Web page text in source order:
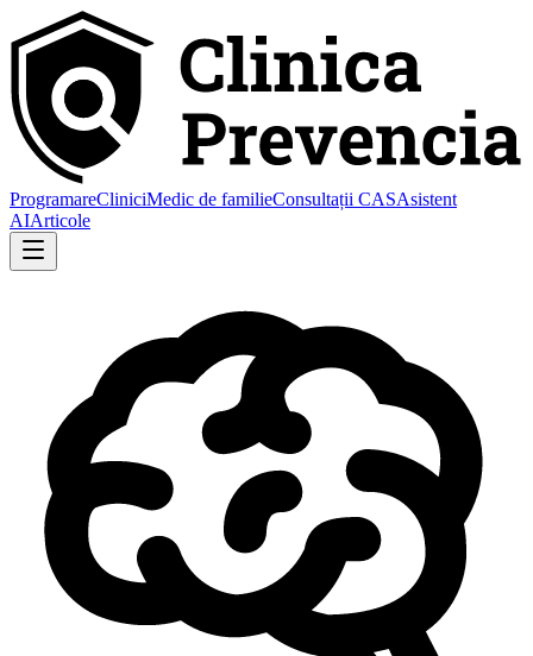
ProgramareCliniciMedic de familieConsultații CASAsistent
AIArticole